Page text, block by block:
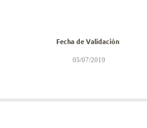
Fecha de Validación
05/07/2019